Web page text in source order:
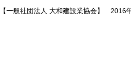
【一般社団法人 大和建設業協会】 2016